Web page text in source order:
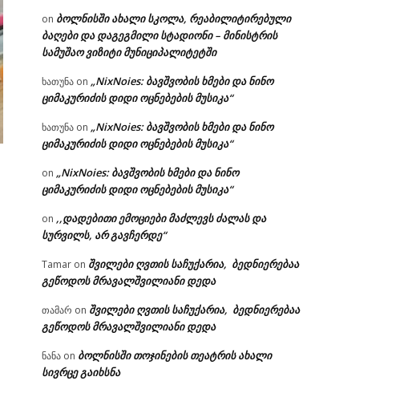
on ბოლნისში ახალი სკოლა, რეაბილიტირებული
ბაღები და დაგეგმილი სტადიონი – მინისტრის
სამუშაო ვიზიტი მუნიციპალიტეტში
ხათუნა on „NixNoies: ბავშვობის ხმები და ნინო
ციმაკურიძის დიდი ოცნებების მუსიკა“
ხათუნა on „NixNoies: ბავშვობის ხმები და ნინო
ციმაკურიძის დიდი ოცნებების მუსიკა“
on „NixNoies: ბავშვობის ხმები და ნინო
ციმაკურიძის დიდი ოცნებების მუსიკა“
on ,,დადებითი ემოციები მაძლევს ძალას და
სურვილს, არ გავჩერდე“
Tamar on შვილები ღვთის საჩუქარია, ბედნიერებაა
გეწოდოს მრავალშვილიანი დედა
თამარ on შვილები ღვთის საჩუქარია, ბედნიერებაა
გეწოდოს მრავალშვილიანი დედა
ნანა on ბოლნისში თოჯინების თეატრის ახალი
სივრცე გაიხსნა